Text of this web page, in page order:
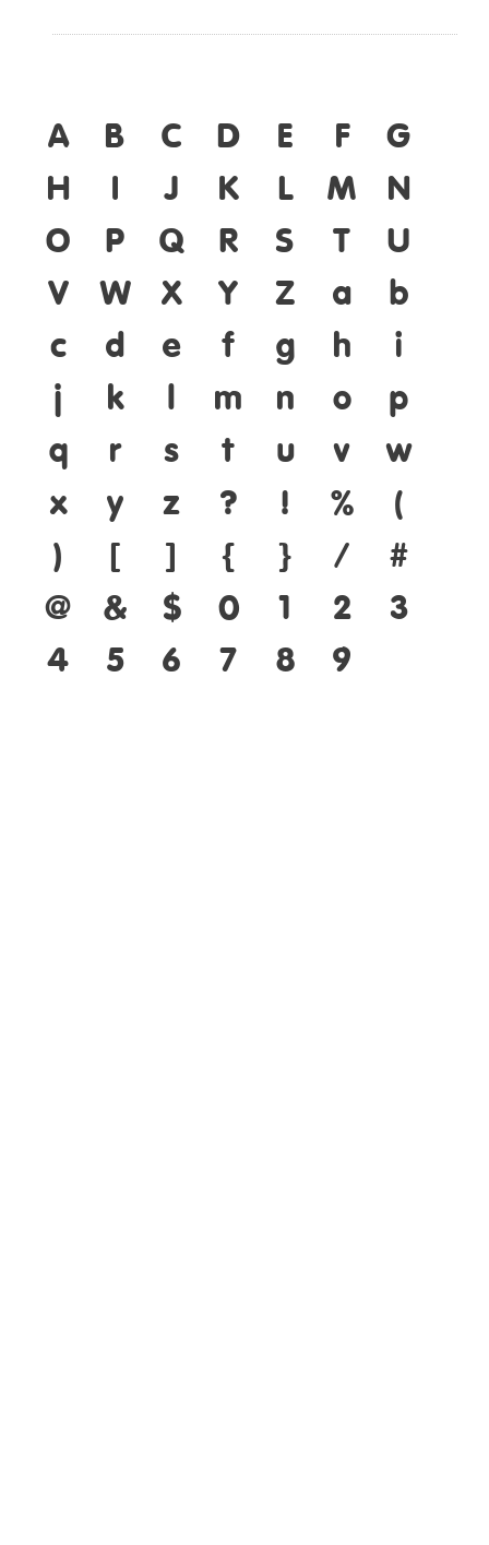
A B C D E F
G
H
I J K L M N
O
P Q R S T
U
V W X Y Z a
b
c
d e f g h
i
j
k l m n o
p
q
r s t u v
w
x
y z ? ! %
(
)
[ ] { } /
#
@ & $ 0 1 2
3
4
5 6 7 8 9